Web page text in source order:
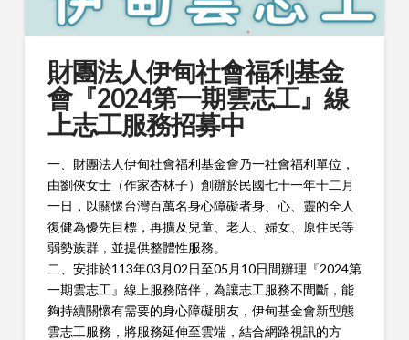
財團法人伊甸社會福利基金
會『2024第一期雲志工』線
上志工服務招募中
一、財團法人伊甸社會福利基金會乃一社會福利單位，
由劉俠女士（作家杏林子）創辦於民國七十一年十二月
一日，以關懷台灣百萬名身心障礙者身、心、靈的全人
復健為優先目標，再擴及兒童、老人、婦女、原住民等
弱勢族群，並提供整體性服務。
二、安排於113年03月02日至05月10日間辦理『2024第
一期雲志工』線上服務陪伴，為讓志工服務不間斷，能
夠持續關懷有需要的身心障礙朋友，伊甸基金會新型態
雲志工服務，將服務延伸至雲端，結合網路視訊的方